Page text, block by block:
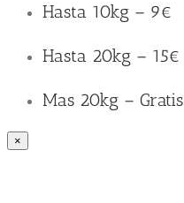
Hasta 10kg – 9€
Hasta 20kg – 15€
Mas 20kg – Gratis
×